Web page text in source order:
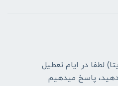
بله، ایتا) لطفا در ایام تعطیل
پاسخ میدهیم